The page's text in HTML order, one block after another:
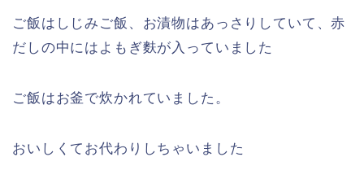
ご飯はしじみご飯、お漬物はあっさりしていて、赤
だしの中にはよもぎ麩が入っていました
ご飯はお釜で炊かれていました。
おいしくてお代わりしちゃいました